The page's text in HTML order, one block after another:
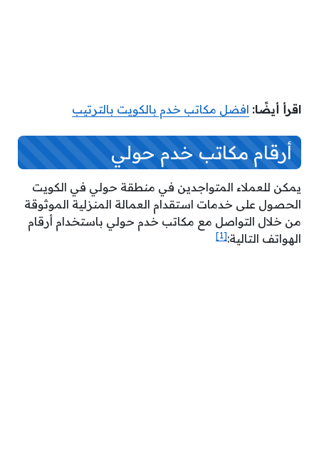
اقرأ أيضًا: افضل مكاتب خدم بالكويت بالترتيب
أرقام مكاتب خدم حولي
يمكن للعملاء المتواجدين في منطقة حولي في الكويت
الحصول على خدمات استقدام العمالة المنزلية الموثوقة
من خلال التواصل مع مكاتب خدم حولي باستخدام أرقام
الهواتف التالية:[1]